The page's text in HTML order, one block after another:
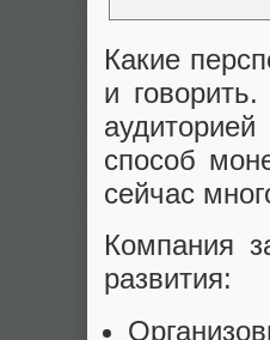
Какие
и
способ
сейчас
Компания
развития: